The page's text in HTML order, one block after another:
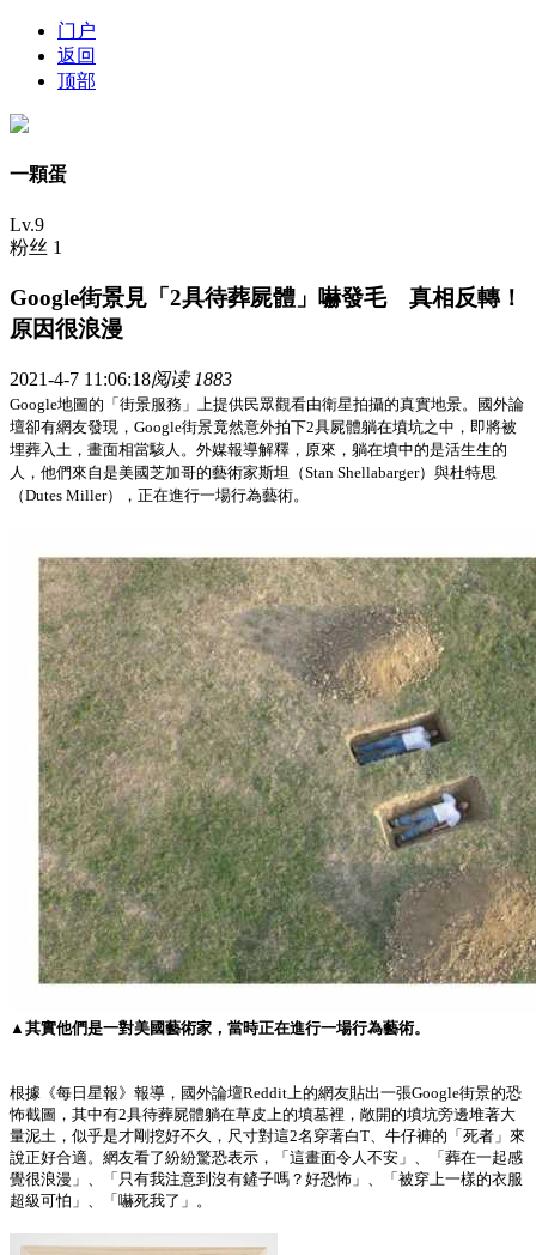
门户
返回
顶部
一顆蛋
Lv.9
粉丝 1
Google街景見「2具待葬屍體」嚇發毛 真相反轉！
原因很浪漫
2021-4-7 11:06:18阅读 1883
Google地圖的「街景服務」上提供民眾觀看由衛星拍攝的真實地景。國外論
壇卻有網友發現，Google街景竟然意外拍下2具屍體躺在墳坑之中，即將被
埋葬入土，畫面相當駭人。外媒報導解釋，原來，躺在墳中的是活生生的
人，他們來自是美國芝加哥的藝術家斯坦（Stan Shellabarger）與杜特思
（Dutes Miller），正在進行一場行為藝術。
▲其實他們是一對美國藝術家，當時正在進行一場行為藝術。
根據《每日星報》報導，國外論壇Reddit上的網友貼出一張Google街景的恐
怖截圖，其中有2具待葬屍體躺在草皮上的墳墓裡，敞開的墳坑旁邊堆著大
量泥土，似乎是才剛挖好不久，尺寸對這2名穿著白T、牛仔褲的「死者」來
說正好合適。網友看了紛紛驚恐表示，「這畫面令人不安」、「葬在一起感
覺很浪漫」、「只有我注意到沒有鏟子嗎？好恐怖」、「被穿上一樣的衣服
超級可怕」、「嚇死我了」。